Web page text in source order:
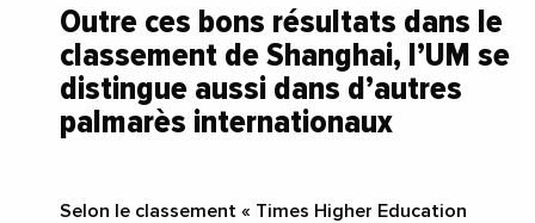
Outre ces bons résultats dans le
classement de Shanghai, l’UM se
distingue aussi dans d’autres
palmarès internationaux
Selon le classement « Times Higher Education